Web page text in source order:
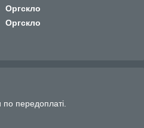
Оргскло
Оргскло
по передоплаті.